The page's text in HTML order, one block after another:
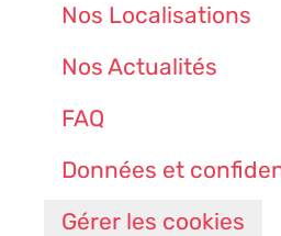
Nos Localisations
Nos Actualités
FAQ
Données et
Gérer les cookies